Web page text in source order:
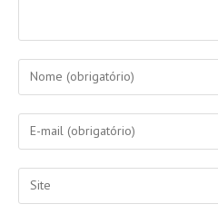
Digite
seu
nome
ou
de
usuário
Digite
seu
endereço
de
Digite
o